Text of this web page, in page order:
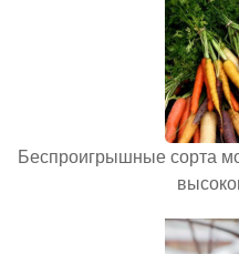
Беспроигрышные сорта